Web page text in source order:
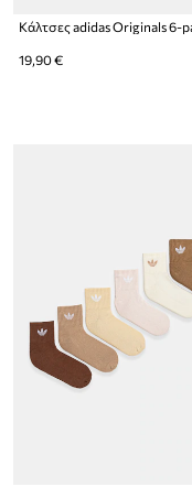
Κάλτσες adidas Originals 6-
19,90 €